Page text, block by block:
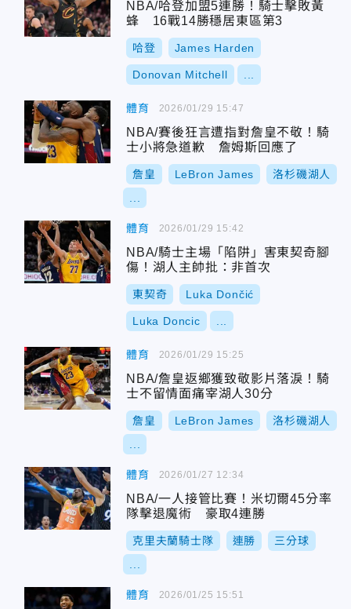
NBA/哈登加盟5連勝！騎士擊敗黃
蜂 16戰14勝穩居東區第3
哈登 James Harden
Donovan Mitchell
體育
NBA/賽後狂言遭指對詹皇不敬！騎
士小將急道歉 詹姆斯回應了
詹皇 LeBron James 洛杉磯湖人
2026/01/29 15:47
體育
NBA/騎士主場「陷阱」害東契奇腳
傷！湖人主帥批：非首次
東契奇 Luka Dončić
Luka Doncic
2026/01/29 15:42
體育
NBA/詹皇返鄉獲致敬影片落淚！騎
士不留情面痛宰湖人30分
詹皇 LeBron James 洛杉磯湖人
2026/01/29 15:25
體育
NBA/一人接管比賽！米切爾45分率
隊擊退魔術 豪取4連勝
克里夫蘭騎士隊 連勝 三分球
2026/01/27 12:34
體育 2026/01/25 15:51